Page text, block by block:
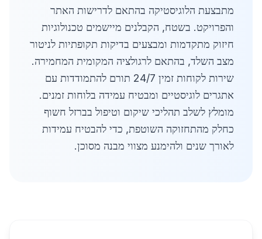
מתבצעת הלוגיסטיקה בהתאם לדרישות האתר
והפרויקט. בשטח, הקבלנים מיישמים טכנולוגיות
חיזוק מתקדמות ומבצעים בדיקות תקופתיות לניטור
מצב השלד, בהתאם לרגולציה המקומית המחמירה.
שירות לקוחות זמין 24/7 תורם להתמודדות עם
אתגרים לוגיסטיים ומבטיח עמידה בלוחות זמנים.
מומלץ לשלב תהליכי שיקום וטיפול בברזל חשוף
כחלק מהתחזוקה השוטפת, כדי להבטיח עמידות
לאורך שנים ולהימנע מצווי מבנה מסוכן.